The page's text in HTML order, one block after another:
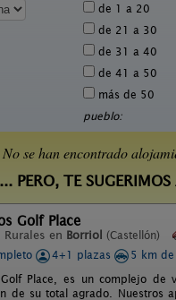
de 1 a 20
de 21 a 30
de 31 a 40
de 41 a 50
más de 50
pueblo:
No se han encontrado
... PERO, TE
Golf Place
en Borriol (Castellón)
4+1 plazas
5 km de
Place, es un complejo de
de su total agrado. Nuestros